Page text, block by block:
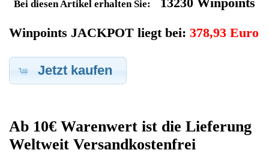
Geldverdienen durch
Severin Kaffeevollautomat
Ersatzteilegewinnung
Im Kundenbereich können Sie uns Ihren alten Severin
eintragen. Dort geben Sie den Kaffeevollautomat Name Severin
geben Sie alle wichtigen relevanten Daten ein, in welchen